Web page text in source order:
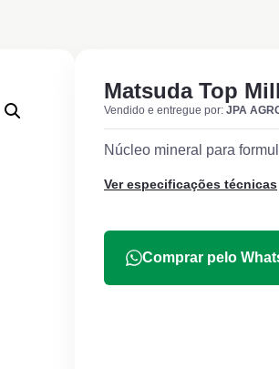
Matsuda Top
Vendido e entregue por: JPA
Núcleo mineral para
Ver especificações técnicas
Comprar pelo